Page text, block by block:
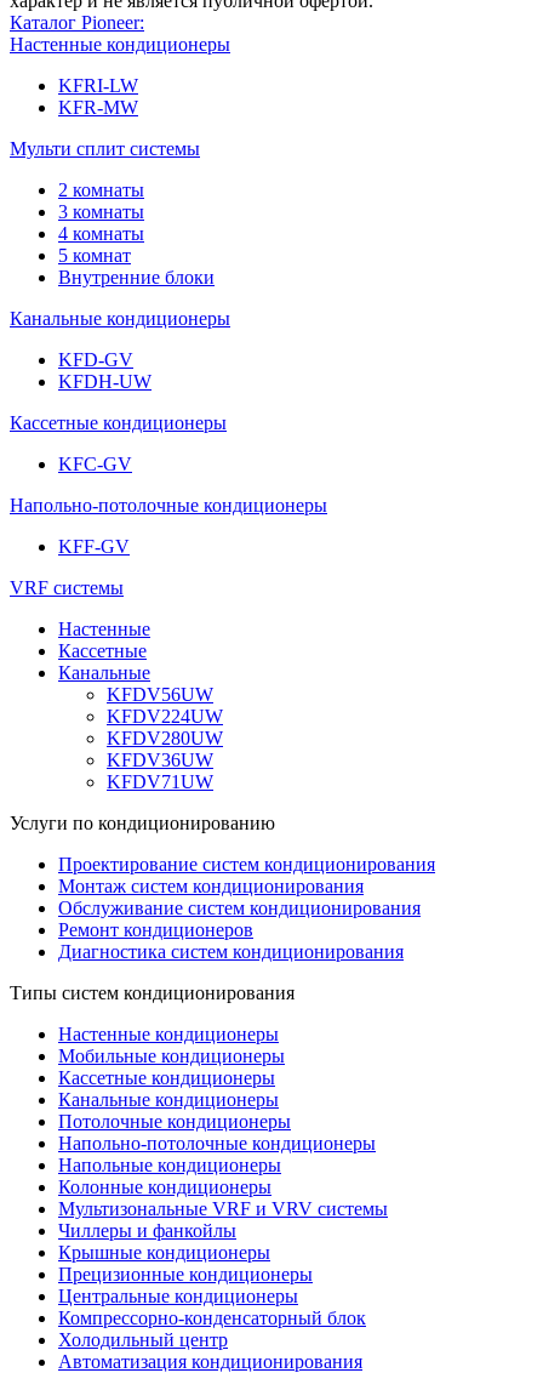
Каталог Pioneer:
Настенные кондиционеры
KFRI-LW
KFR-MW
Мульти сплит системы
2 комнаты
3 комнаты
4 комнаты
5 комнат
Внутренние блоки
Канальные кондиционеры
KFD-GV
KFDH-UW
Кассетные кондиционеры
KFC-GV
Напольно-потолочные кондиционеры
KFF-GV
VRF системы
Настенные
Кассетные
Канальные
KFDV56UW
KFDV224UW
KFDV280UW
KFDV36UW
KFDV71UW
Услуги по кондиционированию
Проектирование систем кондиционирования
Монтаж систем кондиционирования
Обслуживание систем кондиционирования
Ремонт кондиционеров
Диагностика систем кондиционирования
Типы систем кондиционирования
Настенные кондиционеры
Мобильные кондиционеры
Кассетные кондиционеры
Канальные кондиционеры
Потолочные кондиционеры
Напольно-потолочные кондиционеры
Напольные кондиционеры
Колонные кондиционеры
Мультизональные VRF и VRV системы
Чиллеры и фанкойлы
Крышные кондиционеры
Прецизионные кондиционеры
Центральные кондиционеры
Компрессорно-конденсаторный блок
Холодильный центр
Автоматизация кондиционирования